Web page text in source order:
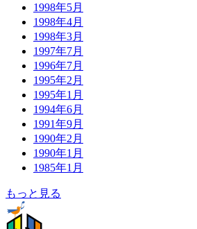
1998年5月
1998年4月
1998年3月
1997年7月
1996年7月
1995年2月
1995年1月
1994年6月
1991年9月
1990年2月
1990年1月
1985年1月
もっと見る